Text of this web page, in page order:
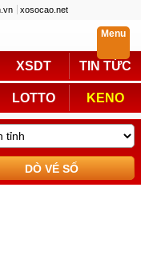
xosocao.net
XSDT TIN TỨC
LOTTO KENO
Menu
45
Pro